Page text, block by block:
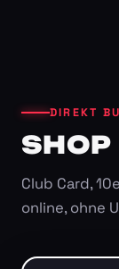
DIREKT
SHOP
Club Card,
online, ohne